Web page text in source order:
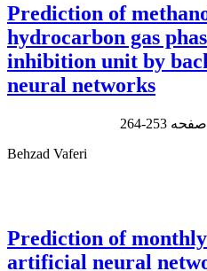
Prediction of
hydrocarbon gas
inhibition unit by
neural networks
253-264
Behzad Vaferi
Prediction of
artificial neural